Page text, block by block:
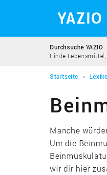
Durchsuche YAZIO
Finde
Startseite
Manche
Um die
wir dir hier